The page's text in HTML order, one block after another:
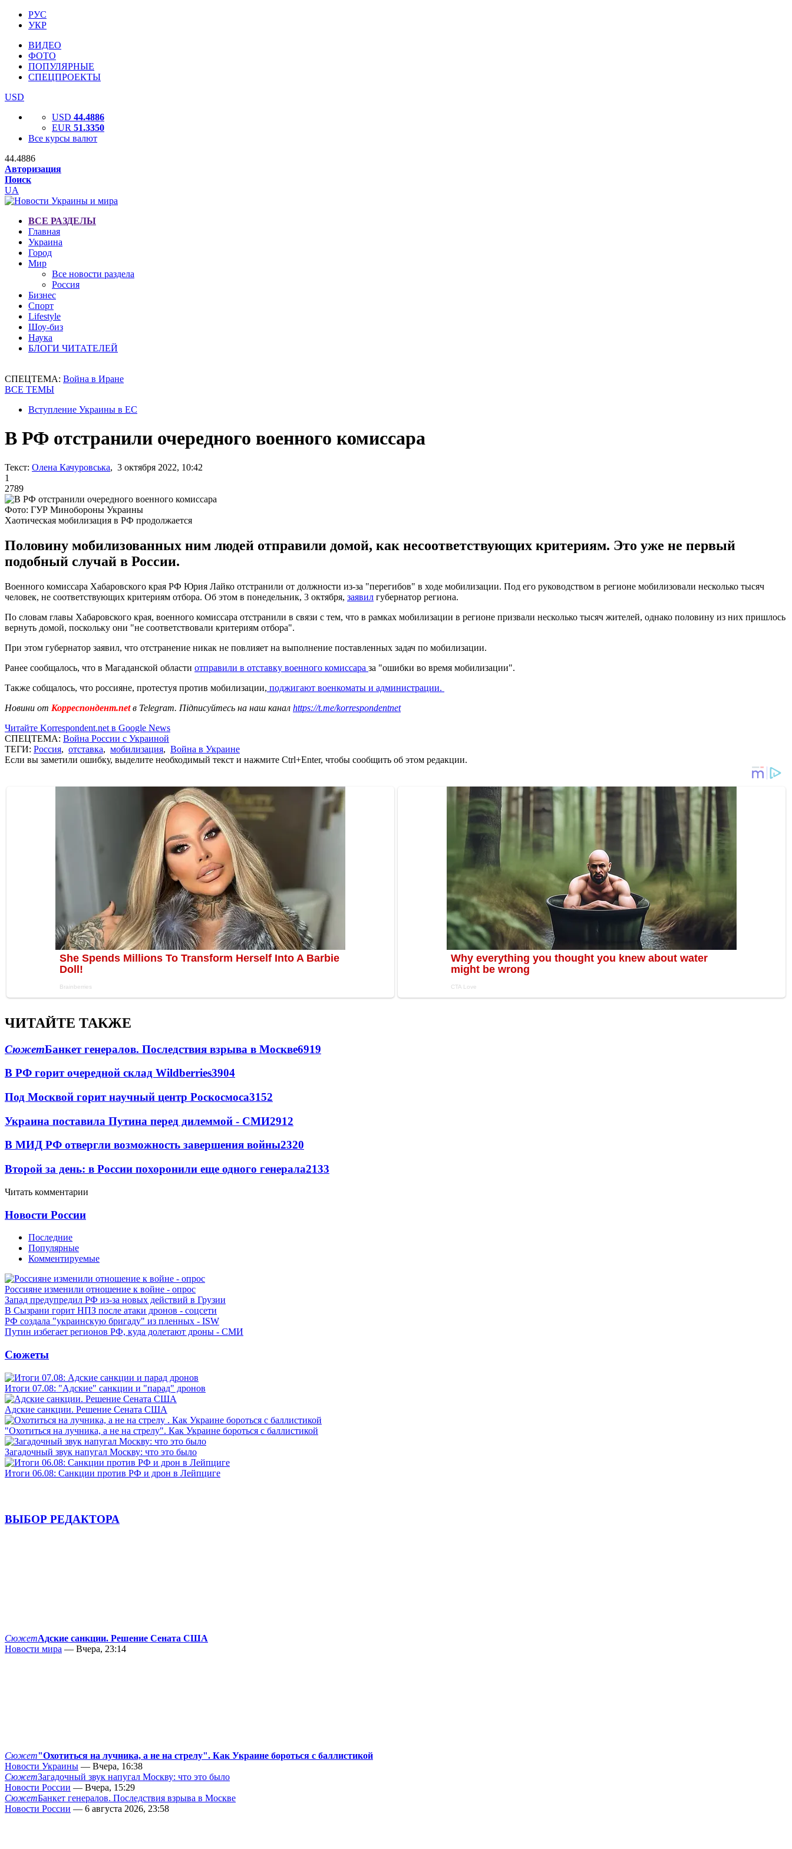
РУС
УКР
ВИДЕО
ФОТО
ПОПУЛЯРНЫЕ
СПЕЦПРОЕКТЫ
USD
USD 44.4886
EUR 51.3350
Все курсы валют
44.4886
Авторизация
Поиск
UA
ВСЕ РАЗДЕЛЫ
Главная
Украина
Город
Мир
Все новости раздела
Россия
Бизнес
Спорт
Lifestyle
Шоу-биз
Наука
БЛОГИ ЧИТАТЕЛЕЙ
СПЕЦТЕМА: Война в Иране
ВСЕ ТЕМЫ
Вступление Украины в ЕС
В РФ отстранили очередного военного комиссара
Текст: Олена Качуровська, 3 октября 2022, 10:42
1
2789
Фото: ГУР Минобороны Украины
Хаотическая мобилизация в РФ продолжается
Половину мобилизованных ним людей отправили домой, как несоответствующих критериям. Это уже не первый
подобный случай в России.
Военного комиссара Хабаровского края РФ Юрия Лайко отстранили от должности из-за "перегибов" в ходе мобилизации. Под его руководством в регионе мобилизовали несколько тысяч
человек, не соответствующих критериям отбора. Об этом в понедельник, 3 октября, заявил губернатор региона.
По словам главы Хабаровского края, военного комиссара отстранили в связи с тем, что в рамках мобилизации в регионе призвали несколько тысяч жителей, однако половину из них пришлось
вернуть домой, поскольку они "не соответствовали критериям отбора".
При этом губернатор заявил, что отстранение никак не повлияет на выполнение поставленных задач по мобилизации.
Ранее сообщалось, что в Магаданской области отправили в отставку военного комиссара за "ошибки во время мобилизации".
Также собщалось, что россияне, протестуя против мобилизации, поджигают военкоматы и администрации.
Новини от Корреспондент.netв Telegram. Підписуйтесь на наш канал https://t.me/korrespondentnet
Читайте Korrespondent.net в Google News
СПЕЦТЕМА: Война России с Украиной
ТЕГИ: Россия, отставка, мобилизация, Война в Украине
Если вы заметили ошибку, выделите необходимый текст и нажмите Ctrl+Enter, чтобы сообщить об этом редакции.
ЧИТАЙТЕ ТАКЖЕ
СюжетБанкет генералов. Последствия взрыва в Москве6919
В РФ горит очередной склад Wildberries3904
Под Москвой горит научный центр Роскосмоса3152
Украина поставила Путина перед дилеммой - СМИ2912
В МИД РФ отвергли возможность завершения войны2320
Второй за день: в России похоронили еще одного генерала2133
Читать комментарии
Новости России
Последние
Популярные
Комментируемые
Россияне изменили отношение к войне - опрос
Запад предупредил РФ из-за новых действий в Грузии
В Сызрани горит НПЗ после атаки дронов - соцсети
РФ создала "украинскую бригаду" из пленных - ISW
Путин избегает регионов РФ, куда долетают дроны - СМИ
Сюжеты
Итоги 07.08: "Адские" санкции и "парад" дронов
Адские санкции. Решение Сената США
"Охотиться на лучника, а не на стрелу". Как Украине бороться с баллистикой
Загадочный звук напугал Москву: что это было
Итоги 06.08: Санкции против РФ и дрон в Лейпциге
ВЫБОР РЕДАКТОРА
СюжетАдские санкции. Решение Сената США
Новости мира — Вчера, 23:14
Сюжет"Охотиться на лучника, а не на стрелу". Как Украине бороться с баллистикой
Новости Украины — Вчера, 16:38
СюжетЗагадочный звук напугал Москву: что это было
Новости России — Вчера, 15:29
СюжетБанкет генералов. Последствия взрыва в Москве
Новости России — 6 августа 2026, 23:58